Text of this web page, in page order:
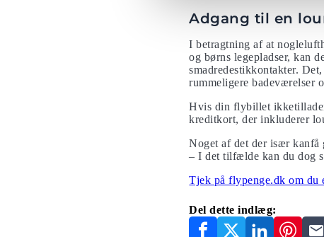
Adgang til en
I betragtning af at
og børns legepladser, kan
smadredestikkontakter.
rummeligere badeværelser
Hvis din flybillet
kreditkort, der inkluderer
Noget af det der især
– I det tilfælde kan du dog
Tjek på flypenge.dk om du
Del dette indlæg: